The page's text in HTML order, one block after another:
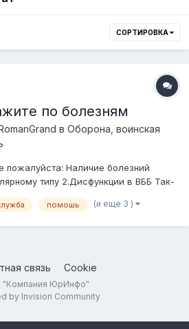
СОРТИРОВКА
по болезням
в Оборона, воинская
пожалуйста: Наличие болезний
типу 2.Дисфункции в ВББ Так-
Поставили такое заключение:
помошь (и еще 3 )
связь Cookie
ЮрИнфо"
by Invision Community